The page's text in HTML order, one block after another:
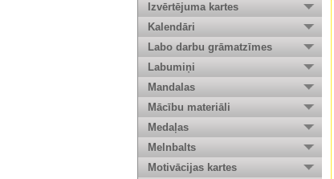
Izvērtējuma kartes
Kalendāri
Labo darbu grāmatzīmes
Labumiņi
Mandalas
Mācību materiāli
Medaļas
Melnbalts
Motivācijas kartes